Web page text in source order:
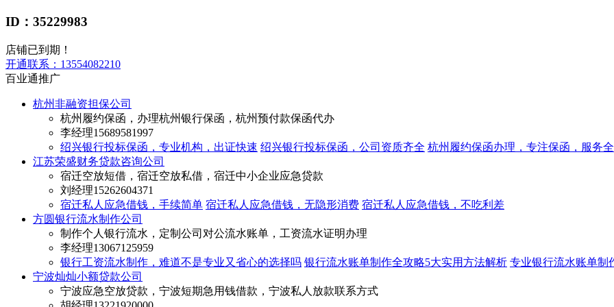
ID：35229983
店铺已到期！
开通联系： 13554082210
百业通推广
杭州非融资担保公司
杭州履约保函，办理杭州银行保函，杭州预付款保函代办
李经理15689581997
绍兴银行投标保函，专业机构，出证快速 绍兴银行投标保函，公司资质齐全 杭州履约保函办理，专注保函，服务
江苏荣盛财务贷款咨询公司
宿迁空放短借，宿迁空放私借，宿迁中小企业应急贷款
刘经理15262604371
宿迁私人应急借钱，手续简单 宿迁私人应急借钱，无隐形消费 宿迁私人应急借钱，不吃利差
方圆银行流水制作公司
制作个人银行流水，定制公司对公流水账单，工资流水证明办理
李经理13067125959
银行工资流水制作，难道不是专业又省心的选择吗 银行流水账单制作全攻略5大实用方法解析 专业银行流水账单制
宁波灿灿小额贷款公司
宁波应急空放贷款，宁波短期急用钱借款，宁波私人放款联系方式